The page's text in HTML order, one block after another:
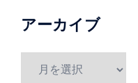
アーカイブ